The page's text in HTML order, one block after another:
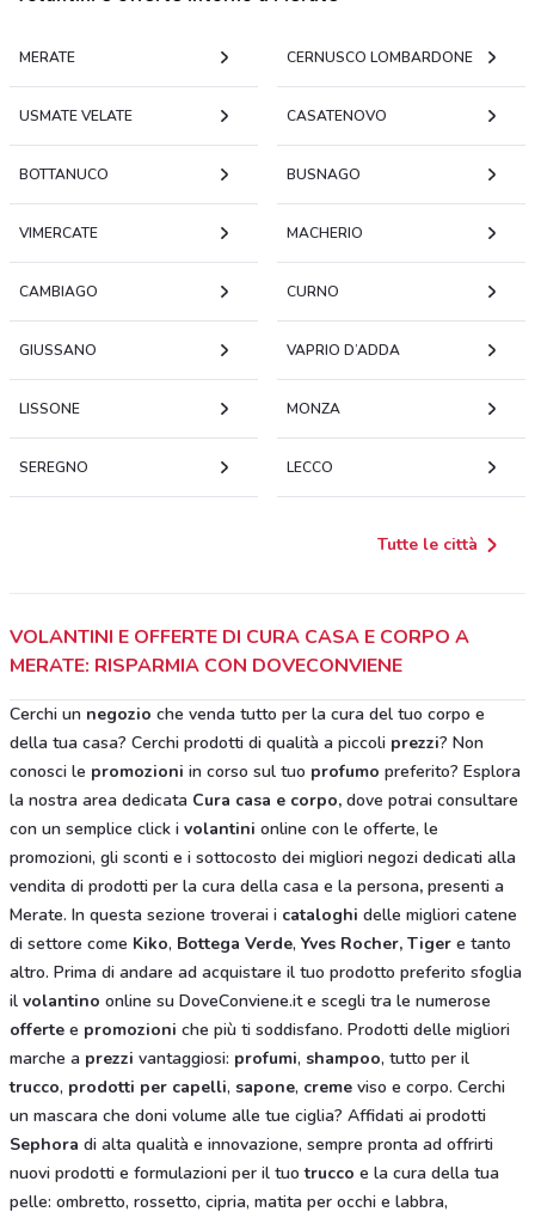
MERATE CERNUSCO LOMBARDONE
USMATE VELATE CASATENOVO
BOTTANUCO BUSNAGO
VIMERCATE MACHERIO
CAMBIAGO CURNO
GIUSSANO VAPRIO D’ADDA
LISSONE MONZA
SEREGNO LECCO
Tutte le città
VOLANTINI E OFFERTE DI CURA CASA E CORPO A
MERATE: RISPARMIA CON DOVECONVIENE
Cerchi un negozio che venda tutto per la cura del tuo corpo e
della tua casa? Cerchi prodotti di qualità a piccoli prezzi? Non
conosci le promozioni in corso sul tuo profumo preferito? Esplora
la nostra area dedicata Cura casa e corpo, dove potrai consultare
con un semplice click i volantini online con le offerte, le
promozioni, gli sconti e i sottocosto dei migliori negozi dedicati alla
vendita di prodotti per la cura della casa e la persona, presenti a
Merate. In questa sezione troverai i cataloghi delle migliori catene
di settore come Kiko, Bottega Verde, Yves Rocher, Tiger e tanto
altro. Prima di andare ad acquistare il tuo prodotto preferito sfoglia
il volantino online su DoveConviene.it e scegli tra le numerose
offerte e promozioni che più ti soddisfano. Prodotti delle migliori
marche a prezzi vantaggiosi: profumi, shampoo, tutto per il
trucco, prodotti per capelli, sapone, creme viso e corpo. Cerchi
un mascara che doni volume alle tue ciglia? Affidati ai prodotti
Sephora di alta qualità e innovazione, sempre pronta ad offrirti
nuovi prodotti e formulazioni per il tuotrucco e la cura della tua
pelle: ombretto, rossetto, cipria, matita per occhi e labbra,